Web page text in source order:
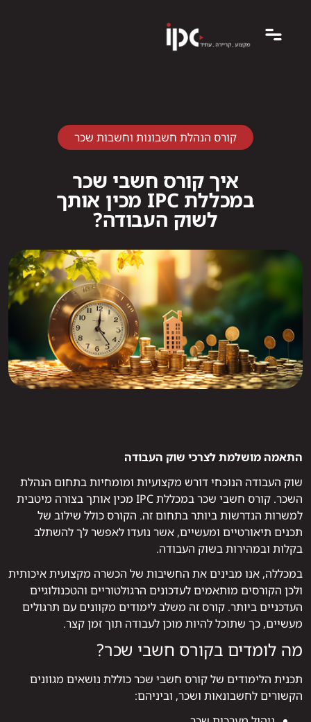
קורס הנהלת חשבונות וחשבות שכר
איך קורס חשבי שכר
במכללת IPC מכין אותך
לשוק העבודה?
התאמה מושלמת לצרכי שוק העבודה
שוק העבודה הנוכחי דורש מקצועיות ומומחיות בתחום הנהלת
השכר. קורס חשבי שכר במכללת IPC מכין אותך בצורה מיטבית
למשרות הנדרשות ביותר בתחום זה. הקורס כולל שילוב של
תכנים תיאורטיים ומעשיים, אשר נועדו לאפשר לך להשתלב
בקלות ובמהירות בשוק העבודה.
במכללה, אנו מבינים את החשיבות של הכשרה מקצועית איכותית
ולכן הקורסים מותאמים לעדכונים הרגולטוריים והטכנולוגיים
העדכניים ביותר. קורס זה משלב לימודים מקוונים עם תרגולים
מעשיים, כך שתוכל להיות מוכן לעבודה תוך זמן קצר.
מה לומדים בקורס חשבי שכר?
תכנית הלימודים של קורס חשבי שכר כוללת נושאים מגוונים
הקשורים לחשבונאות ושכר, וביניהם: